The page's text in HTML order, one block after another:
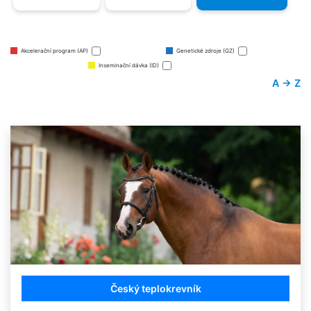
Akcelerační program (AP) Genetické zdroje (GZ)
Inseminační dávka (ID)
A → Z
Český teplokrevník